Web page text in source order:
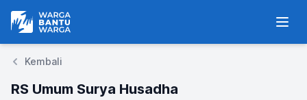
Warga Bantu Warga
Kembali
RS Umum Surya Husadha